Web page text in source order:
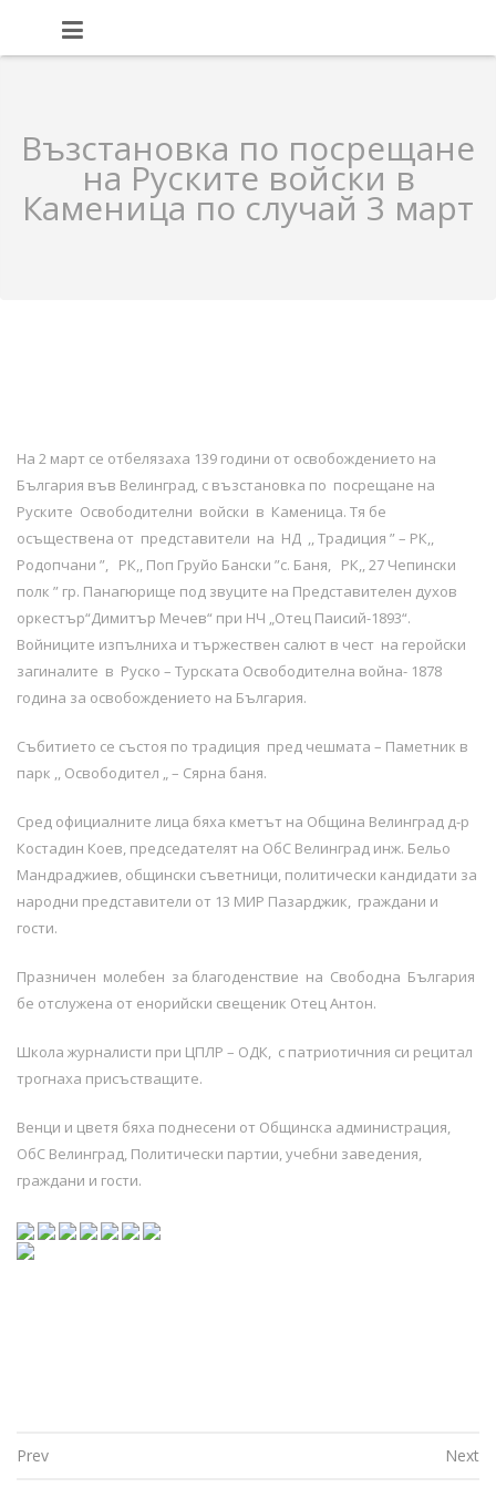
Възстановка по посрещане
на Руските войски в
Каменица по случай 3 март
На 2 март се отбелязаха 139 години от освобождението на
България във Велинград, с възстановка по посрещане на
Руските Освободителни войски в Каменица. Тя бе
осъществена от представители на НД ,, Традиция ” – РК,,
Родопчани ”, РК,, Поп Груйо Бански ”с. Баня, РК,, 27 Чепински
полк ” гр. Панагюрище под звуците на Представителен духов
оркестър“Димитър Мечев“ при НЧ „Отец Паисий-1893“.
Войниците изпълниха и тържествен салют в чест на геройски
загиналите в Руско – Турската Освободителна война- 1878
година за освобождението на България.
Събитието се състоя по традиция пред чешмата – Паметник в
парк ,, Освободител „ – Сярна баня.
Сред официалните лица бяха кметът на Община Велинград д-р
Костадин Коев, председателят на ОбС Велинград инж. Бельо
Мандраджиев, общински съветници, политически кандидати за
народни представители от 13 МИР Пазарджик, граждани и
гости.
Празничен молебен за благоденствие на Свободна България
бе отслужена от енорийски свещеник Отец Антон.
Школа журналисти при ЦПЛР – ОДК, с патриотичния си рецитал
трогнаха присъстващите.
Венци и цветя бяха поднесени от Общинска администрация,
ОбС Велинград, Политически партии, учебни заведения,
граждани и гости.
Prev Next